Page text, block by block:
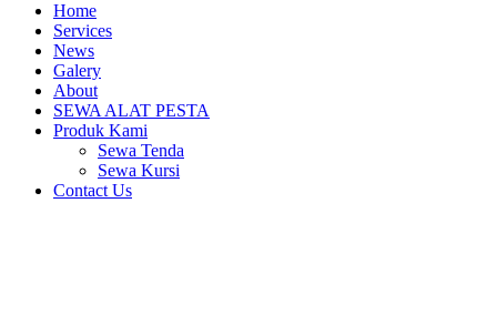
Home
Services
News
Galery
About
SEWA ALAT PESTA
Produk Kami
Sewa Tenda
Sewa Kursi
Contact Us